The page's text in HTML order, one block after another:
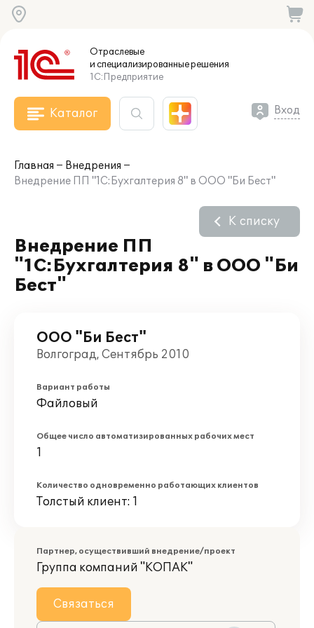
Отраслевые
и специализированныерешения
1С:Предприятие
Каталог Вход
Главная
Внедрения
Внедрение ПП "1С:Бухгалтерия 8" в ООО "Би Бест"
Внедрение ПП
"1С:Бухгалтерия 8" в ООО "Би
Бест"
К списку
ООО "Би Бест"
Волгоград, Сентябрь 2010
Вариант работы
Файловый
Общее число автоматизированных рабочих мест
1
Количество одновременно работающих клиентов
Толстый клиент: 1
Партнер, осуществивший внедрение/проект
Группа компаний "КОПАК"
Связаться